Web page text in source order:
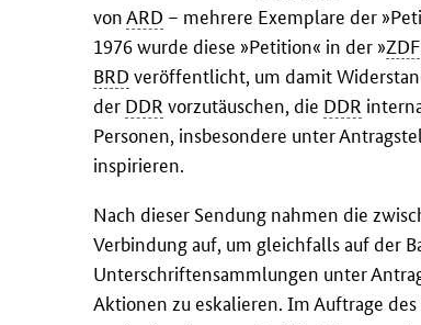
vonARD – mehrere Exemplare der
1976 wurde diese »Petition« in der »ZDF
BRD veröffentlicht, um damit
der DDR vorzutäuschen, die DDR
Personen, insbesondere unter
inspirieren.
Nach dieser Sendung nahmen die
Verbindung auf, um gleichfalls auf der
Unterschriftensammlungen unter
Aktionen zu eskalieren. Im Auftrage